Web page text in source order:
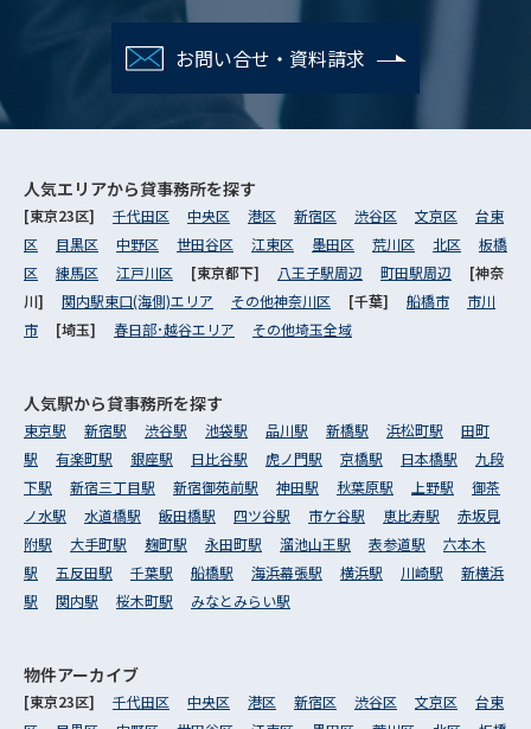
お問い合せ・資料請求
人気エリアから貸事務所を探す
[東京23区] 千代田区 中央区 港区 新宿区 渋谷区 文京区
台東
区
目黒区 中野区 世田谷区 江東区 墨田区 荒川区 北区
板橋
区
練馬区 江戸川区 [東京都下] 八王子駅周辺 町田駅周辺
[神奈
川] 関内駅東口(海側)エリア その他神奈川区 [千葉] 船橋市
市川
市
[埼玉] 春日部･越谷エリア その他埼玉全域
人気駅から貸事務所を探す
東京駅 新宿駅 渋谷駅 池袋駅 品川駅 新橋駅 浜松町駅
田町
駅
有楽町駅 銀座駅 日比谷駅 虎ノ門駅 京橋駅 日本橋駅
九段
下駅
新宿三丁目駅 新宿御苑前駅 神田駅 秋葉原駅 上野駅
御茶
ノ水駅
水道橋駅 飯田橋駅 四ツ谷駅 市ケ谷駅 恵比寿駅
赤坂見
附駅
大手町駅 麹町駅 永田町駅 溜池山王駅 表参道駅
六本木
駅
五反田駅 千葉駅 船橋駅 海浜幕張駅 横浜駅 川崎駅
新横浜
駅
関内駅 桜木町駅 みなとみらい駅
物件アーカイブ
[東京23区] 千代田区 中央区 港区 新宿区 渋谷区 文京区
台東